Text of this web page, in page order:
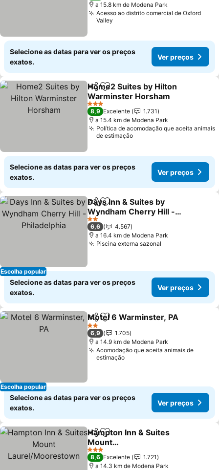
a 15.8 km de Modena Park
Acesso ao distrito comercial de Oxford
Valley
Selecione as datas para ver os preços
exatos.
Ver preços
PartilharAdicionar aos favoritos
Home2 Suites by Hilton
Warminster Horsham
Ver preços
3 Estrelas
8,9 Excelente
1.731
a 15.4 km de Modena Park
Política de acomodação que aceita animais
de estimação
Selecione as datas para ver os preços
exatos.
Ver preços
Escolha popular
PartilharAdicionar aos favoritos
Days Inn & Suites by
Wyndham Cherry Hill -
Philadelphia
Ver preços
2 Estrelas
6,6
4.567
a 16.4 km de Modena Park
Piscina externa sazonal
Selecione as datas para ver os preços
exatos.
Ver preços
Escolha popular
PartilharAdicionar aos favoritos
Motel 6 Warminster, PA
2 Estrelas
6,9
1.705
a 14.9 km de Modena Park
Acomodação que aceita animais de
estimação
Selecione as datas para ver os preços
exatos.
Ver preços
PartilharAdicionar aos favoritos
Hampton Inn & Suites
Mount
Laurel/Moorestown
Ver preços
3 Estrelas
8,6 Excelente
1.721
a 14.3 km de Modena Park